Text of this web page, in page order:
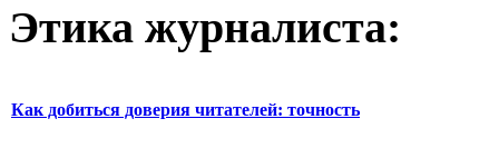
Этика журналиста:
Как добиться доверия читателей: точность